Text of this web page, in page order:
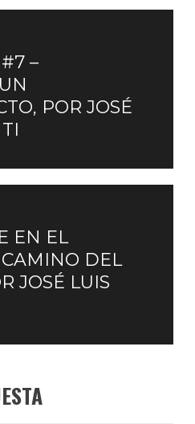
–
POR JOSÉ
EN EL
DEL
JOSÉ LUIS